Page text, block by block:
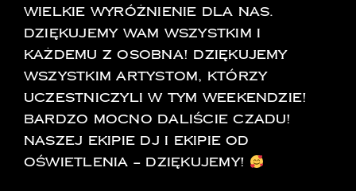
wielkie wyróżnienie dla nas.
Dziękujemy Wam wszystkim i
każdemu z osobna! Dziękujemy
wszystkim artystom, którzy
uczestniczyli w tym weekendzie!
Bardzo mocno daliście czadu!
Naszej ekipie DJ i Ekipie od
oświetlenia – Dziękujemy!